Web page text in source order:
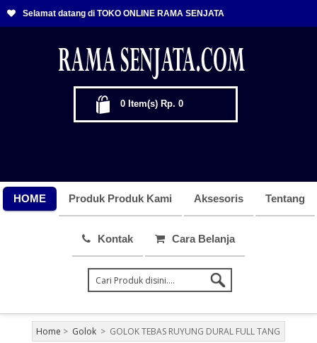
Selamat datang di TOKO ONLINE RAMA SENJATA
0 Item(s) Rp. 0
HOME Produk Produk Kami Aksesoris Tentang
Kontak Cara Belanja
Home > Golok > GOLOK TEBAS RUYUNG DURAL FULL TANG